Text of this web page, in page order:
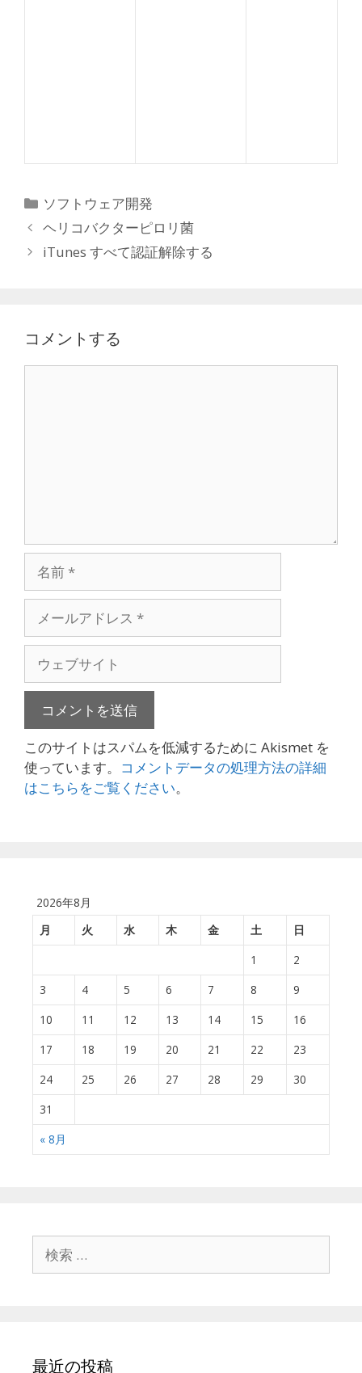
カ
テ
リ
ソフトウェア開発
投
稿
シ
ョ
ヘリコバクターピロリ菌
iTunes すべて認証解除する
コメントする
ル
ド
ス
ブ
イ
ト
このサイトはスパムを低減するために Akismet を
使っています。 コメントデータの処理方法の詳細
はこちらをご覧ください。
2026年8月
月
火 水 木 金 土 日
« 8月
1
2
3
4 5 6 7 8
9
10
11 12 13 14 15
16
17
18 19 20 21 22
23
24
25 26 27 28 29
30
31
最近の投稿